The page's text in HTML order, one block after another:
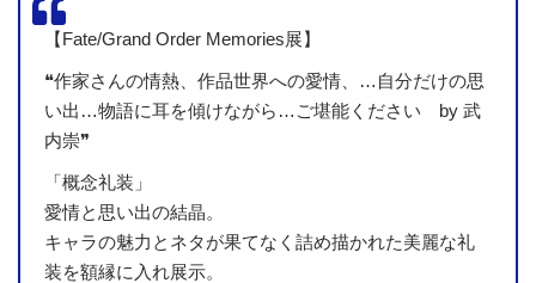
【Fate/Grand Order Memories展】
❝作家さんの情熱、作品世界への愛情、…自分だけの思
い出…物語に耳を傾けながら…ご堪能ください by 武
内崇❞
「概念礼装」
愛情と思い出の結晶。
キャラの魅力とネタが果てなく詰め描かれた美麗な礼
装を額縁に入れ展示。